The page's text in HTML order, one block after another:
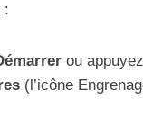
:
ou
(l’icône